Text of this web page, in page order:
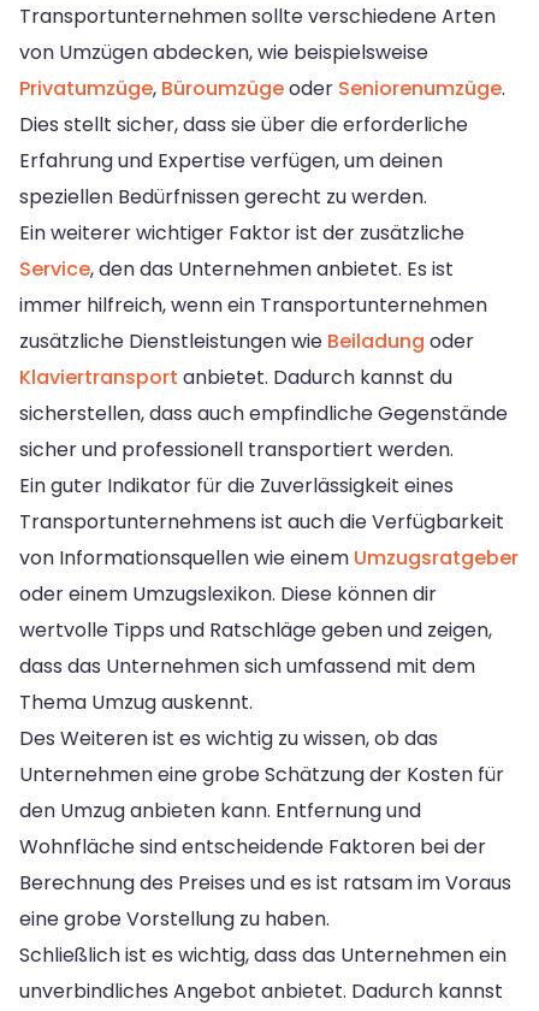
Transportunternehmen sollte verschiedene Arten
von Umzügen abdecken, wie beispielsweise
Privatumzüge, Büroumzügeoder Seniorenumzüge.
Dies stellt sicher, dass sie über die erforderliche
Erfahrung und Expertise verfügen, um deinen
speziellen Bedürfnissen gerecht zu werden.
Ein weiterer wichtiger Faktor ist der zusätzliche
Service, den das Unternehmen anbietet. Es ist
immer hilfreich, wenn ein Transportunternehmen
zusätzliche Dienstleistungen wie Beiladung oder
Klaviertransport anbietet. Dadurch kannst du
sicherstellen, dass auch empfindliche Gegenstände
sicher und professionell transportiert werden.
Ein guter Indikator für die Zuverlässigkeit eines
Transportunternehmens ist auch die Verfügbarkeit
von Informationsquellen wie einem Umzugsratgeber
oder einem Umzugslexikon. Diese können dir
wertvolle Tipps und Ratschläge geben und zeigen,
dass das Unternehmen sich umfassend mit dem
Thema Umzug auskennt.
Des Weiteren ist es wichtig zu wissen, ob das
Unternehmen eine grobe Schätzung der Kosten für
den Umzug anbieten kann. Entfernung und
Wohnfläche sind entscheidende Faktoren bei der
Berechnung des Preises und es ist ratsam im Voraus
eine grobe Vorstellung zu haben.
Schließlich ist es wichtig, dass das Unternehmen ein
unverbindliches Angebot anbietet. Dadurch kannst